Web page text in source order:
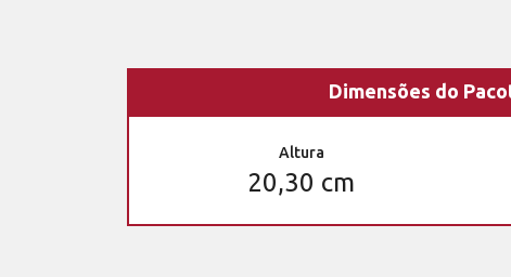
Dimensões do
Altura
20,30 cm